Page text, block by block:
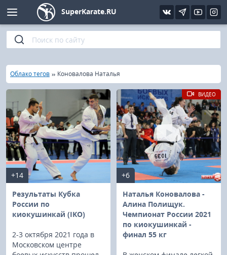
SuperKarate.RU
Главная
»
Облако тегов » Коновалова Наталья
+14
Результаты Кубка
России по
киокушинкай (IKO)
2-3 октября 2021 года в
Московском центре
+6
Наталья Коновалова -
Алина Полищук.
Чемпионат России 2021
по киокушинкай -
финал 55 кг
ВИДЕО
Киокушинкай
Кёкусин (IFK)
Шинкиокушинкай
Кекусин-кан
Кикбоксинг и K-1
Бокс
UFC и MMA
Муай тай
Фото
Видео
Интервью
Статьи
Уроки каратэ
Файлы
Библиотека